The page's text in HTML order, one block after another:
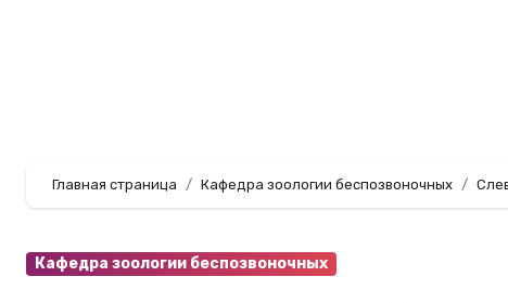
Главная страница Кафедра зоологии беспозвоночных
Кафедра зоологии беспозвоночных